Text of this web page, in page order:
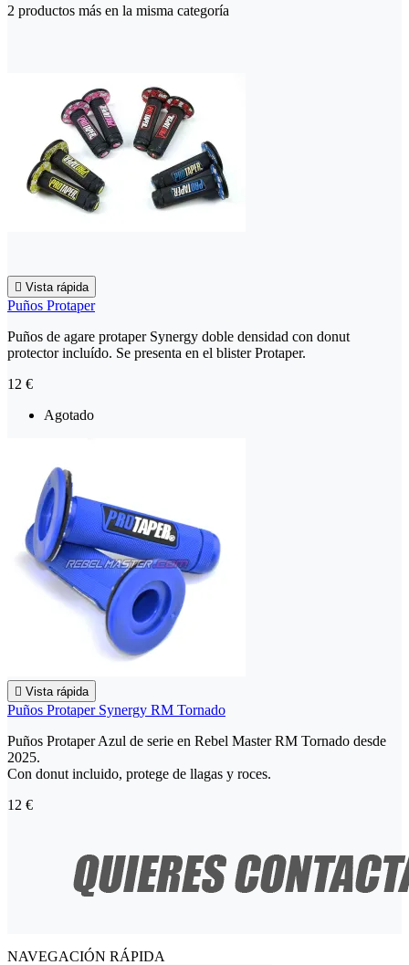
2 productos más en la misma categoría
 Vista rápida
Puños Protaper
Puños de agare protaper Synergy doble densidad con donut
protector incluído. Se presenta en el blister Protaper.
12 €
Agotado
 Vista rápida
Puños Protaper Synergy RM Tornado
Puños Protaper Azul de serie en Rebel Master RM Tornado desde
2025.
Con donut incluido, protege de llagas y roces.
12 €
NAVEGACIÓN RÁPIDA